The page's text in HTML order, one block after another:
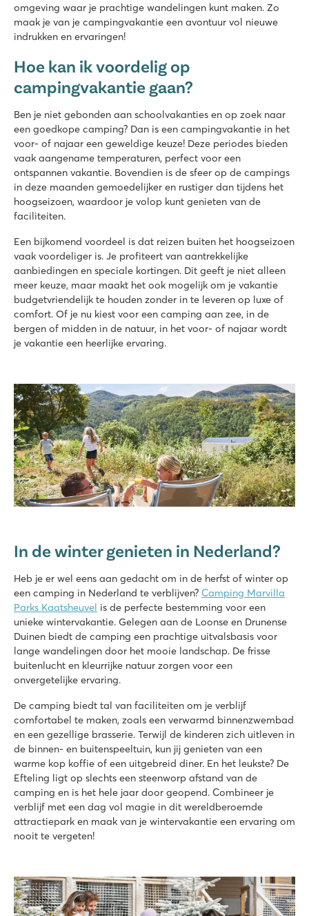
omgeving waar je prachtige wandelingen kunt maken. Zo
maak je van je campingvakantie een avontuur vol nieuwe
indrukken en ervaringen!
Hoe kan ik voordelig op
campingvakantie gaan?
Ben je niet gebonden aan schoolvakanties en op zoek naar
een goedkope camping? Dan is een campingvakantie in het
voor- of najaar een geweldige keuze! Deze periodes bieden
vaak aangename temperaturen, perfect voor een
ontspannen vakantie. Bovendien is de sfeer op de campings
in deze maanden gemoedelijker en rustiger dan tijdens het
hoogseizoen, waardoor je volop kunt genieten van de
faciliteiten.
Een bijkomend voordeel is dat reizen buiten het hoogseizoen
vaak voordeliger is. Je profiteert van aantrekkelijke
aanbiedingen en speciale kortingen. Dit geeft je niet alleen
meer keuze, maar maakt het ook mogelijk om je vakantie
budgetvriendelijk te houden zonder in te leveren op luxe of
comfort. Of je nu kiest voor een camping aan zee, in de
bergen of midden in de natuur, in het voor- of najaar wordt
je vakantie een heerlijke ervaring.
In de winter genieten in Nederland?
Heb je er wel eens aan gedacht om in de herfst of winter op
een camping in Nederland te verblijven? Camping Marvilla
Parks Kaatsheuvel is de perfecte bestemming voor een
unieke wintervakantie. Gelegen aan de Loonse en Drunense
Duinen biedt de camping een prachtige uitvalsbasis voor
lange wandelingen door het mooie landschap. De frisse
buitenlucht en kleurrijke natuur zorgen voor een
onvergetelijke ervaring.
De camping biedt tal van faciliteiten om je verblijf
comfortabel te maken, zoals een verwarmd binnenzwembad
en een gezellige brasserie. Terwijl de kinderen zich uitleven in
de binnen- en buitenspeeltuin, kun jij genieten van een
warme kop koffie of een uitgebreid diner. En het leukste? De
Efteling ligt op slechts een steenworp afstand van de
camping en is het hele jaar door geopend. Combineer je
verblijf met een dag vol magie in dit wereldberoemde
attractiepark en maak van je wintervakantie een ervaring om
nooit te vergeten!